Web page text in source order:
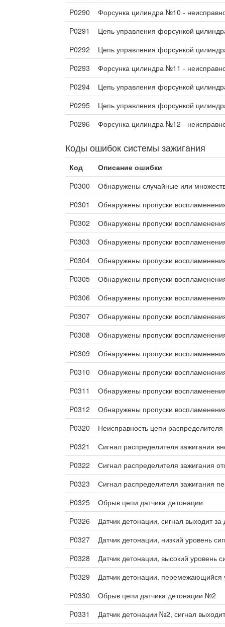
P0290
Форсунка цилиндра №10 -
P0291
Цепь управления форсункой
P0292
Цепь управления форсункой
P0293
Форсунка цилиндра №11 -
P0294
Цепь управления форсункой
P0295
Цепь управления форсункой
P0296
Форсунка цилиндра №12 -
Коды ошибок системы зажигания
Код
Описание ошибки
P0300
Обнаружены случайные или
P0301
Обнаружены пропуски
P0302
Обнаружены пропуски
P0303
Обнаружены пропуски
P0304
Обнаружены пропуски
P0305
Обнаружены пропуски
P0306
Обнаружены пропуски
P0307
Обнаружены пропуски
P0308
Обнаружены пропуски
P0309
Обнаружены пропуски
P0310
Обнаружены пропуски
P0311
Обнаружены пропуски
P0312
Обнаружены пропуски
P0320
Неисправность цепи распределителя
P0321
Сигнал распределителя зажигания
P0322
Сигнал распределителя зажигания
P0323
Сигнал распределителя зажигания
P0325
Обрыв цепи датчика детонации
P0326
Датчик детонации, сигнал выходит
P0327
Датчик детонации, низкий уровень
P0328
Датчик детонации, высокий уровень
P0329
Датчик детонации, перемежающийся
P0330
Обрыв цепи датчика детонации №2
P0331
Датчик детонации №2, сигнал